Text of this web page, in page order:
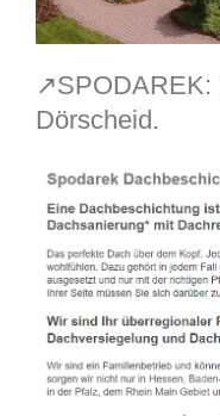
↗️SPODAREK:
Dörscheid.